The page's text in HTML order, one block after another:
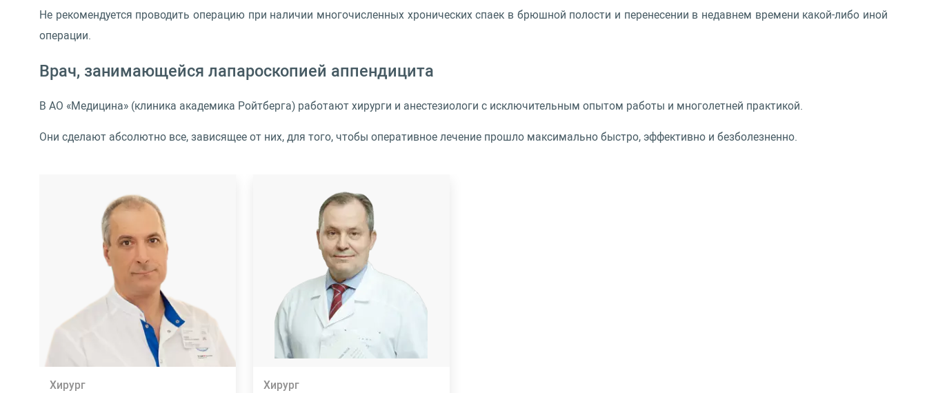
Не рекомендуется проводить операцию при наличии многочисленных хронических спаек в брюшной полости и перенесении в недавнем времени какой-либо иной
операции.
Врач, занимающейся лапароскопией аппендицита
В АО «Медицина» (клиника академика Ройтберга) работают хирурги и анестезиологи с исключительным опытом работы и многолетней практикой.
Они сделают абсолютно все, зависящее от них, для того, чтобы оперативное лечение прошло максимально быстро, эффективно и безболезненно.
Хирург Хирург